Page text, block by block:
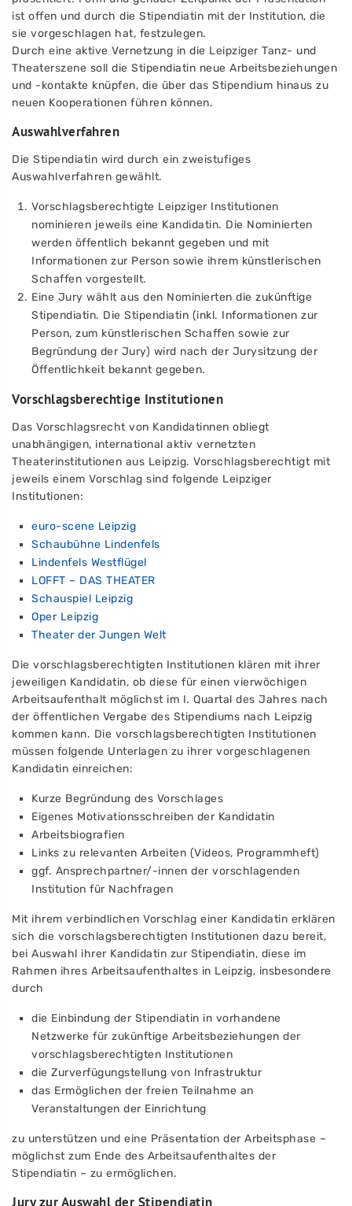
ist offen und durch die Stipendiatin mit der Institution, die
sie vorgeschlagen hat, festzulegen.
Durch eine aktive Vernetzung in die Leipziger Tanz- und
Theaterszene soll die Stipendiatin neue Arbeitsbeziehungen
und -kontakte knüpfen, die über das Stipendium hinaus zu
neuen Kooperationen führen können.
Auswahlverfahren
Die Stipendiatin wird durch ein zweistufiges
Auswahlverfahren gewählt.
Vorschlagsberechtigte Leipziger Institutionen
nominieren jeweils eine Kandidatin. Die Nominierten
werden öffentlich bekannt gegeben und mit
Informationen zur Person sowie ihrem künstlerischen
Schaffen vorgestellt.
Eine Jury wählt aus den Nominierten die zukünftige
Stipendiatin. Die Stipendiatin (inkl. Informationen zur
Person, zum künstlerischen Schaffen sowie zur
Begründung der Jury) wird nach der Jurysitzung der
Öffentlichkeit bekannt gegeben.
Vorschlagsberechtige Institutionen
Das Vorschlagsrecht von Kandidatinnen obliegt
unabhängigen, international aktiv vernetzten
Theaterinstitutionen aus Leipzig. Vorschlagsberechtigt mit
jeweils einem Vorschlag sind folgende Leipziger
Institutionen:
euro-scene Leipzig
Schaubühne Lindenfels
Lindenfels Westflügel
LOFFT – DAS THEATER
Schauspiel Leipzig
Oper Leipzig
Theater der Jungen Welt
Die vorschlagsberechtigten Institutionen klären mit ihrer
jeweiligen Kandidatin, ob diese für einen vierwöchigen
Arbeitsaufenthalt möglichst im I. Quartal des Jahres nach
der öffentlichen Vergabe des Stipendiums nach Leipzig
kommen kann. Die vorschlagsberechtigten Institutionen
müssen folgende Unterlagen zu ihrer vorgeschlagenen
Kandidatin einreichen:
Kurze Begründung des Vorschlages
Eigenes Motivationsschreiben der Kandidatin
Arbeitsbiografien
Links zu relevanten Arbeiten (Videos, Programmheft)
ggf. Ansprechpartner/-innen der vorschlagenden
Institution für Nachfragen
Mit ihrem verbindlichen Vorschlag einer Kandidatin erklären
sich die vorschlagsberechtigten Institutionen dazu bereit,
bei Auswahl ihrer Kandidatin zur Stipendiatin, diese im
Rahmen ihres Arbeitsaufenthaltes in Leipzig, insbesondere
durch
die Einbindung der Stipendiatin in vorhandene
Netzwerke für zukünftige Arbeitsbeziehungen der
vorschlagsberechtigten Institutionen
die Zurverfügungstellung von Infrastruktur
das Ermöglichen der freien Teilnahme an
Veranstaltungen der Einrichtung
zu unterstützen und eine Präsentation der Arbeitsphase –
möglichst zum Ende des Arbeitsaufenthaltes der
Stipendiatin – zu ermöglichen.
Jury zur Auswahl der Stipendiatin